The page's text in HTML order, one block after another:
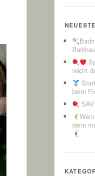
reicht
beim
dann